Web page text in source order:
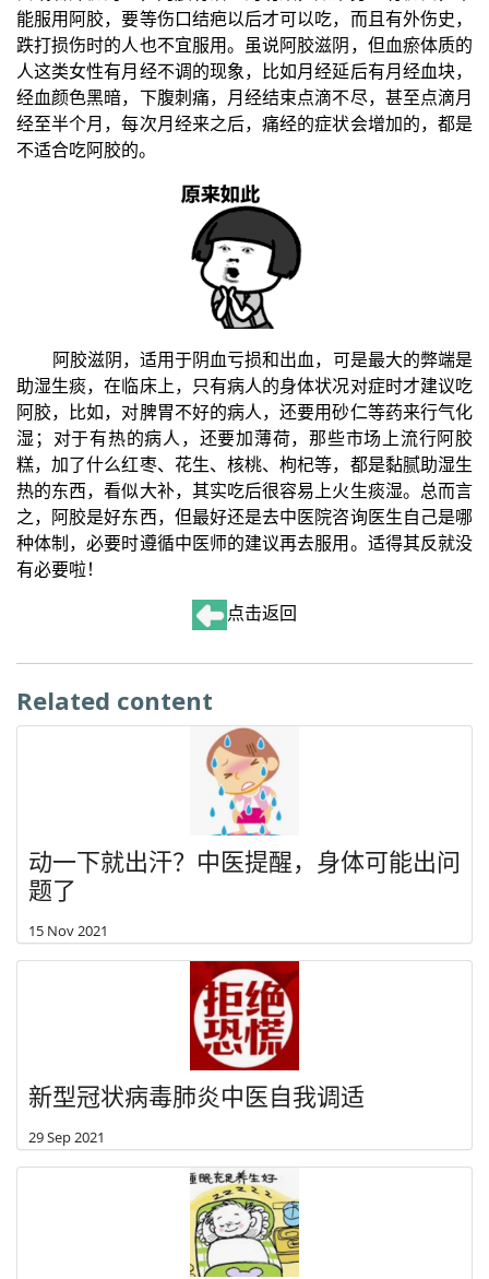
能服用阿胶，要等伤口结疤以后才可以吃，而且有外伤史，
跌打损伤时的人也不宜服用。虽说阿胶滋阴，但血瘀体质的
人这类女性有月经不调的现象，比如月经延后有月经血块，
经血颜色黑暗，下腹刺痛，月经结束点滴不尽，甚至点滴月
经至半个月，每次月经来之后，痛经的症状会增加的，都是
不适合吃阿胶的。
阿胶滋阴，适用于阴血亏损和出血，可是最大的弊端是
助湿生痰，在临床上，只有病人的身体状况对症时才建议吃
阿胶，比如，对脾胃不好的病人，还要用砂仁等药来行气化
湿；对于有热的病人，还要加薄荷，那些市场上流行阿胶
糕，加了什么红枣、花生、核桃、枸杞等，都是黏腻助湿生
热的东西，看似大补，其实吃后很容易上火生痰湿。总而言
之，阿胶是好东西，但最好还是去中医院咨询医生自己是哪
种体制，必要时遵循中医师的建议再去服用。适得其反就没
有必要啦！
点击返回
Related content
动一下就出汗？中医提醒，身体可能出问
题了
15 Nov 2021
新型冠状病毒肺炎中医自我调适
29 Sep 2021